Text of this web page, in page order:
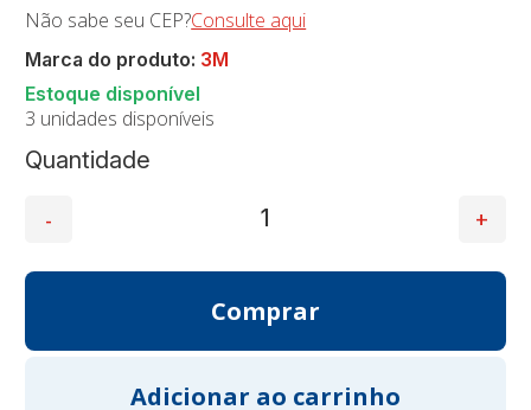
Quantidade
Não sabe seu CEP?Consulte aqui
3 unidades disponíveis
Marca do produto: 3M